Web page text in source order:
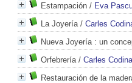
Estampación / Eva
La Joyería/ Carles
Nueva Joyería: un
Orfebrería/ Carles
Restauración de la